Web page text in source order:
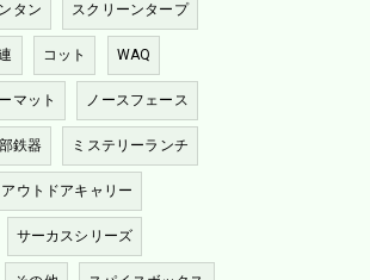
タン スクリーンタープ
コット WAQ
マット ノースフェース
鉄器 ミステリーランチ
アウトドアキャリー
サーカスシリーズ